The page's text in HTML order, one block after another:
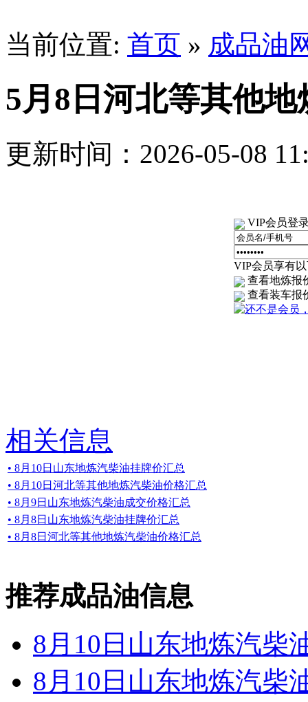
当前位置: 首页 » 成品油
5月8日河北等其他
更新时间：2026-05-08
VIP会员登
VIP会员享有
查看地炼报
查看装车报
相关信息
• 8月10日山东地炼汽柴油挂牌价汇总
• 8月10日河北等其他地炼汽柴油价格汇总
• 8月9日山东地炼汽柴油成交价格汇总
• 8月8日山东地炼汽柴油挂牌价汇总
• 8月8日河北等其他地炼汽柴油价格汇总
推荐成品油信息
8月10日山东地炼汽柴
8月10日山东地炼汽柴